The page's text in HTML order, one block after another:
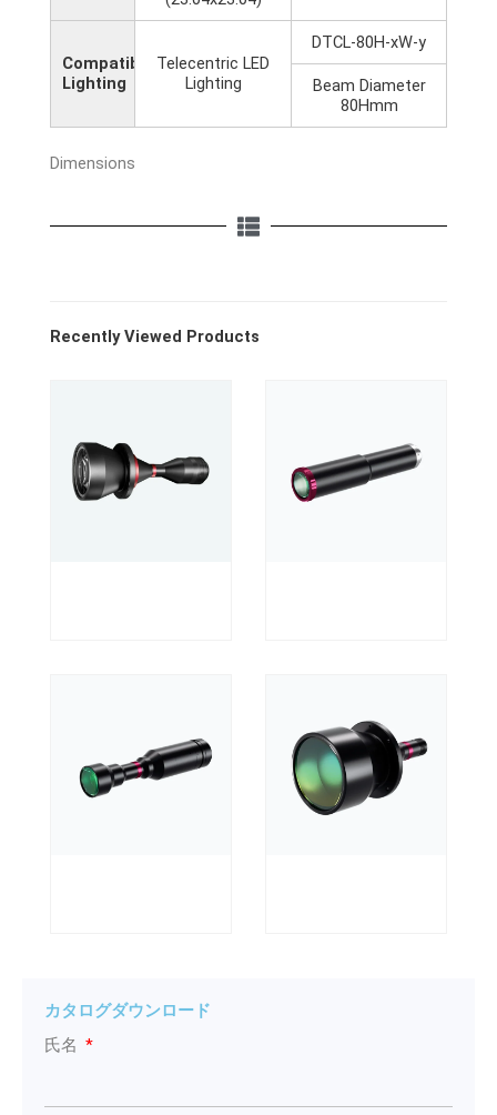
Compatible
Lighting
Telecentric LED
Lighting
DTCL-80H-xW-y
Beam Diameter
80Hmm
Dimensions
Recently Viewed Products
カタログダウンロード
氏名